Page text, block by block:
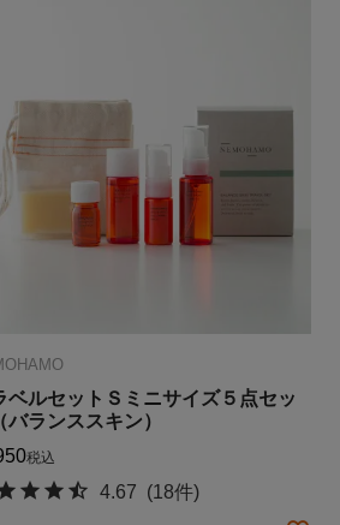
ベルセットＳミニサイズ５点セッ
バランススキン）
税込
4.67 (18件)